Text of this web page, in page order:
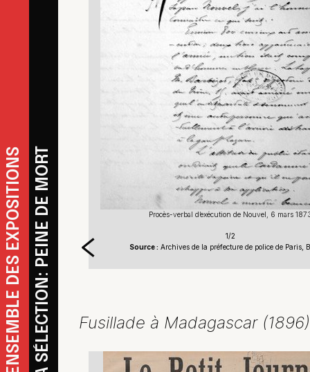
1873
BA/887
Procès-verbal d’exécution de Nouvel, 6 mars
1/2
Source : Archives de la préfecture de police de Paris,
Fusillade à Madagascar (1896)